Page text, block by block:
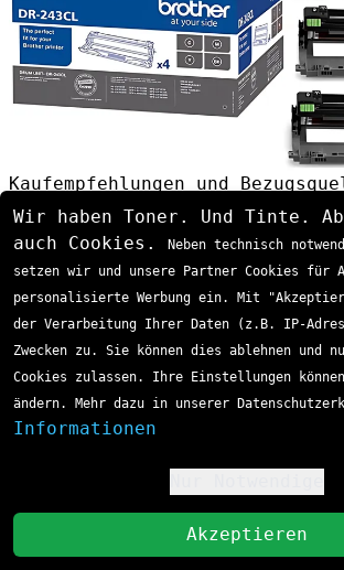
Kaufempfehlungen und
Timing für den Transfer-Unit
Planen Sie den Kauf der BU-
rechtzeitig:
Bei 45.000 gedruckten Seiten
Beschaffung einleiten
Reserveeinheit
für kritische
Druckumgebungen vorrätig halten
Kombinierte Bestellung mit
für Kostenvorteile
Die Brother BU-223CL
Hohe Seitenleistungvon 50.000
Wartungsreduktiondurch
Wir haben Toner. Und Tinte.
auch Cookies.
Neben technisch
setzen wir und unsere Partner Cookies für
personalisierte Werbung ein. Mit
der Verarbeitung Ihrer Daten (z.B. IP-
Zwecken zu. Sie können dies ablehnen und
Cookies zulassen. Ihre Einstellungen
ändern. Mehr dazu in unserer
Informationen
Akzeptieren